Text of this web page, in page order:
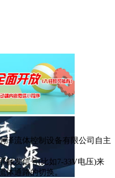
泽流体控制设备有限公司自主
触发信号(比如7-33V电压)来
体通路的切换。